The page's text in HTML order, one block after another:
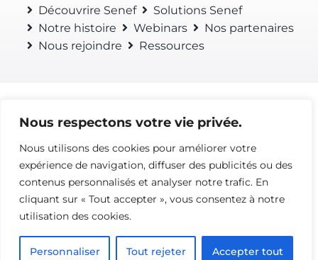
Nous respectons votre vie privée.
Nous utilisons des cookies pour améliorer votre
expérience de navigation, diffuser des publicités ou des
contenus personnalisés et analyser notre trafic. En
cliquant sur « Tout accepter », vous consentez à notre
utilisation des cookies.
Personnaliser Tout rejeter Accepter tout
Découvrire Senef
Solutions Senef
Notre histoire
Webinars
Nos partenaires
Nous rejoindre
Ressources
© 2020 • QUALIMOBI • SENEF
Nous contacter(33) 01 84 20 16 50